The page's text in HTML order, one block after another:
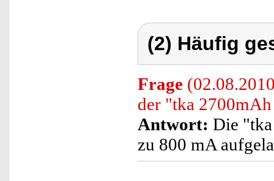
(2) Häufig
Frage
der "tka
Antwort: Die
zu 800 mA